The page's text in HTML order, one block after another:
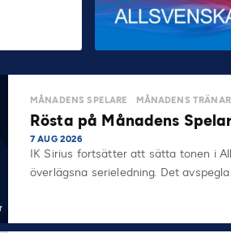
MÅNADENS SPELARE MÅNADENS
Rösta på Månadens
7 AUG 2026
IK Sirius fortsätter att sätta tonen i
överlägsna serieledning. Det